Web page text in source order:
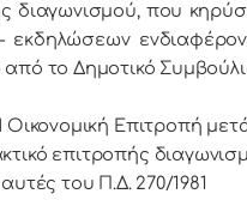
διαγωνισμού, που
το Δημοτικό
Επιτροπή μετά
επιτροπής
αυτές του Π.Δ. 270/1981